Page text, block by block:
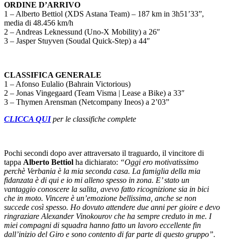
ORDINE D’ARRIVO
1 – Alberto Bettiol (XDS Astana Team) – 187 km in 3h51’33”,
media di 48.456 km/h
2 – Andreas Leknessund (Uno-X Mobility) a 26″
3 – Jasper Stuyven (Soudal Quick-Step) a 44″
CLASSIFICA GENERALE
1 – Afonso Eulalio (Bahrain Victorious)
2 – Jonas Vingegaard (Team Visma | Lease a Bike) a 33″
3 – Thymen Arensman (Netcompany Ineos) a 2’03”
CLICCA QUIper le classifiche complete
Pochi secondi dopo aver attraversato il traguardo, il vincitore di
tappa Alberto Bettiol ha dichiarato: “Oggi ero motivatissimo
perchè Verbania è la mia seconda casa. La famiglia della mia
fidanzata è di qui e io mi alleno spesso in zona. E’ stato un
vantaggio conoscere la salita, avevo fatto ricognizione sia in bici
che in moto. Vincere è un’emozione bellissima, anche se non
succede così spesso. Ho dovuto attendere due anni per gioire e devo
ringraziare Alexander Vinokourov che ha sempre creduto in me. I
miei compagni di squadra hanno fatto un lavoro eccellente fin
dall’inizio del Giro e sono contento di far parte di questo gruppo”.